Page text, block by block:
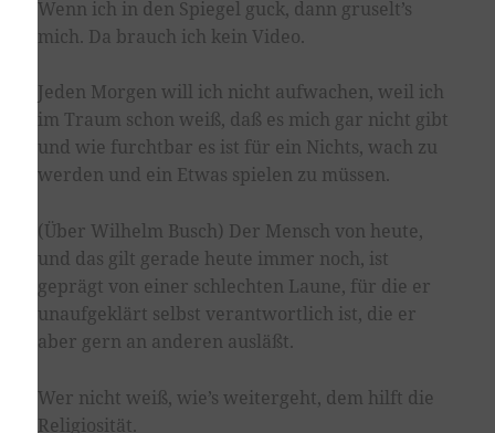
Wenn ich in den Spiegel guck, dann gruselt’s
mich. Da brauch ich kein Video.
Jeden Morgen will ich nicht aufwachen, weil ich
im Traum schon weiß, daß es mich gar nicht gibt
und wie furchtbar es ist für ein Nichts, wach zu
werden und ein Etwas spielen zu müssen.
(Über Wilhelm Busch) Der Mensch von heute,
und das gilt gerade heute immer noch, ist
geprägt von einer schlechten Laune, für die er
unaufgeklärt selbst verantwortlich ist, die er
aber gern an anderen ausläßt.
Wer nicht weiß, wie’s weitergeht, dem hilft die
Religiosität.